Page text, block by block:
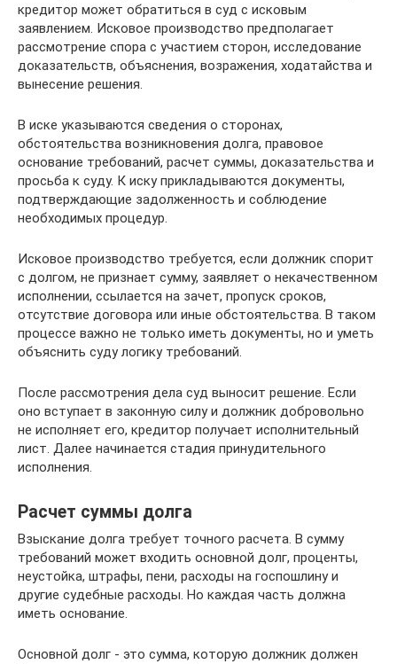
кредитор может обратиться в суд с исковым
заявлением. Исковое производство предполагает
рассмотрение спора с участием сторон, исследование
доказательств, объяснения, возражения, ходатайства и
вынесение решения.
В иске указываются сведения о сторонах,
обстоятельства возникновения долга, правовое
основание требований, расчет суммы, доказательства и
просьба к суду. К иску прикладываются документы,
подтверждающие задолженность и соблюдение
необходимых процедур.
Исковое производство требуется, если должник спорит
с долгом, не признает сумму, заявляет о некачественном
исполнении, ссылается на зачет, пропуск сроков,
отсутствие договора или иные обстоятельства. В таком
процессе важно не только иметь документы, но и уметь
объяснить суду логику требований.
После рассмотрения дела суд выносит решение. Если
оно вступает в законную силу и должник добровольно
не исполняет его, кредитор получает исполнительный
лист. Далее начинается стадия принудительного
исполнения.
Расчет суммы долга
Взыскание долга требует точного расчета. В сумму
требований может входить основной долг, проценты,
неустойка, штрафы, пени, расходы на госпошлину и
другие судебные расходы. Но каждая часть должна
иметь основание.
Основной долг - это сумма, которую должник должен